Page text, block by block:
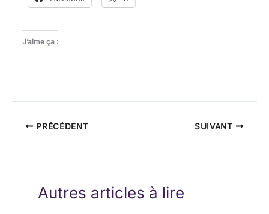
J’aime ça :
PRÉCÉDENT SUIVANT
Autres articles à lire